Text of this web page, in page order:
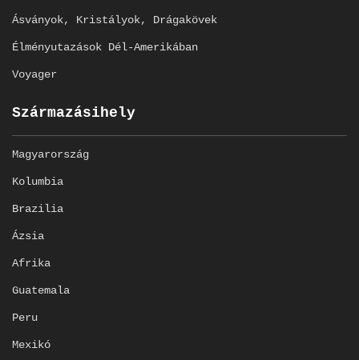
Ásványok, Kristályok, Drágakövek
Élményutazások Dél-Amerikában
Voyager
Származásihely
Magyarország
Kolumbia
Brazilia
Ázsia
Afrika
Guatemala
Peru
Mexikó